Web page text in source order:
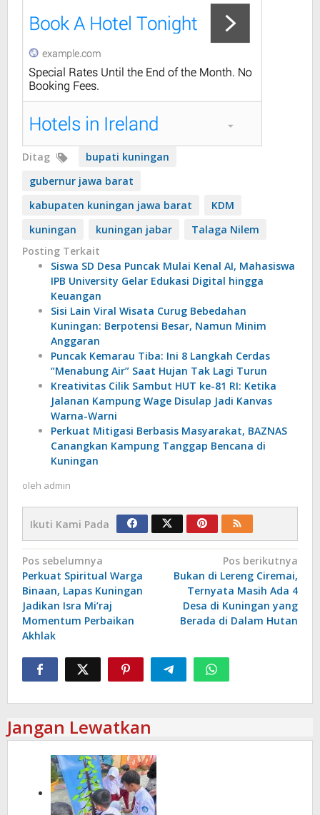
Ditag
bupati kuningan
gubernur jawa barat
kabupaten kuningan jawa barat
KDM
kuningan
kuningan jabar
Talaga Nilem
Posting Terkait
Siswa SD Desa Puncak Mulai Kenal AI, Mahasiswa
IPB University Gelar Edukasi Digital hingga
Keuangan
Sisi Lain Viral Wisata Curug Bebedahan
Kuningan: Berpotensi Besar, Namun Minim
Anggaran
Puncak Kemarau Tiba: Ini 8 Langkah Cerdas
“Menabung Air” Saat Hujan Tak Lagi Turun
Kreativitas Cilik Sambut HUT ke-81 RI: Ketika
Jalanan Kampung Wage Disulap Jadi Kanvas
Warna-Warni
Perkuat Mitigasi Berbasis Masyarakat, BAZNAS
Canangkan Kampung Tanggap Bencana di
Kuningan
oleh admin
Ikuti Kami Pada
Navigasi
pos
Pos sebelumnya
‎Perkuat Spiritual Warga
Binaan, Lapas Kuningan
Jadikan Isra Mi’raj
Momentum Perbaikan
Akhlak
Pos berikutnya
Bukan di Lereng Ciremai,
Ternyata Masih Ada 4
Desa di Kuningan yang
Berada di Dalam Hutan
Jangan Lewatkan